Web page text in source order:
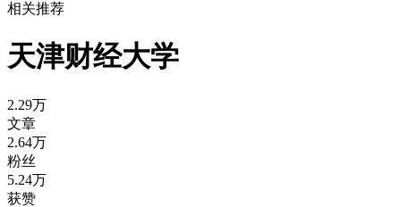
相关推荐
天津财经大学
2.29万
文章
2.64万
粉丝
5.24万
获赞